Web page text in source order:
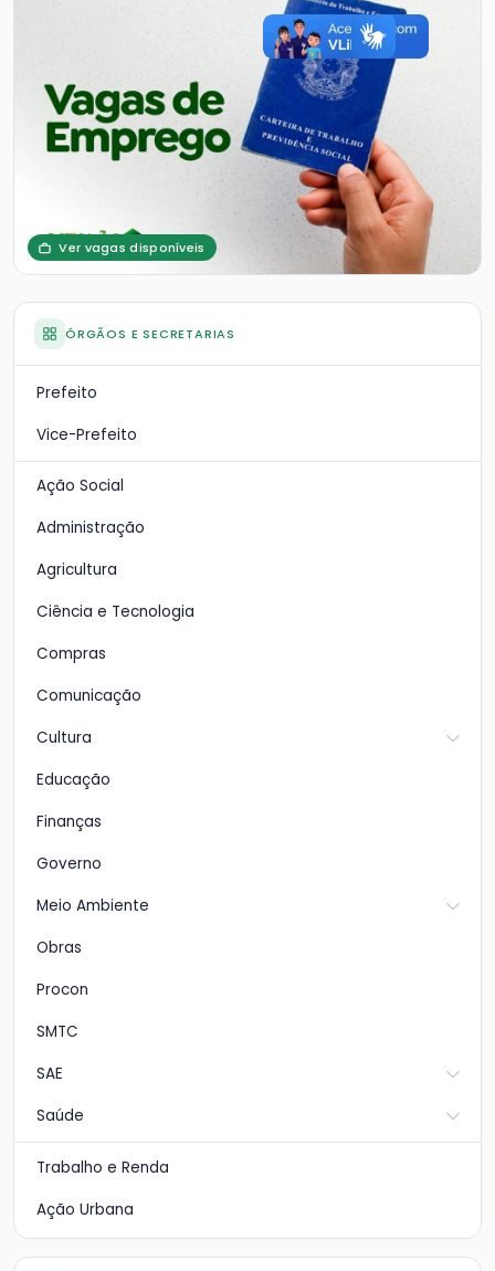
Ver vagas disponíveis
ÓRGÃOS E SECRETARIAS
Prefeito
Vice-Prefeito
Ação Social
Administração
Agricultura
Ciência e Tecnologia
Compras
Comunicação
Cultura
Educação
Finanças
Governo
Meio Ambiente
Obras
Procon
SMTC
SAE
Saúde
Trabalho e Renda
Ação Urbana